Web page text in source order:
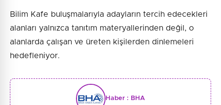
Bilim Kafe buluşmalarıyla adayların tercih edecekleri
alanları yalnızca tanıtım materyallerinden değil, o
alanlarda çalışan ve üreten kişilerden dinlemeleri
hedefleniyor.
Haber : BHA